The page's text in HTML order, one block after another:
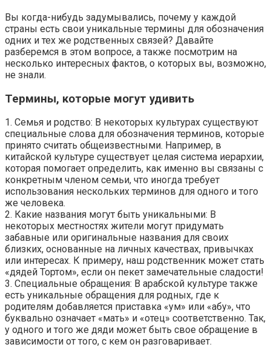
Вы когда-нибудь задумывались, почему у каждой
страны есть свои уникальные термины для обозначения
одних и тех же родственных связей? Давайте
разберемся в этом вопросе, а также посмотрим на
несколько интересных фактов, о которых вы, возможно,
не знали.
Термины, которые могут удивить
1. Семья и родство: В некоторых культурах существуют
специальные слова для обозначения терминов, которые
принято считать общеизвестными. Например, в
китайской культуре существует целая система иерархии,
которая помогает определить, как именно вы связаны с
конкретным членом семьи, что иногда требует
использования нескольких терминов для одного и того
же человека.
2. Какие названия могут быть уникальными: В
некоторых местностях жители могут придумать
забавные или оригинальные названия для своих
близких, основанные на личных качествах, привычках
или интересах. К примеру, наш родственник может стать
«дядей Тортом», если он пекет замечательные сладости!
3. Специальные обращения: В арабской культуре также
есть уникальные обращения для родных, где к
родителям добавляется приставка «ум» или «абу», что
буквально означает «мать» и «отец» соответственно. Так,
у одного и того же дяди может быть свое обращение в
зависимости от того, с кем он разговаривает.